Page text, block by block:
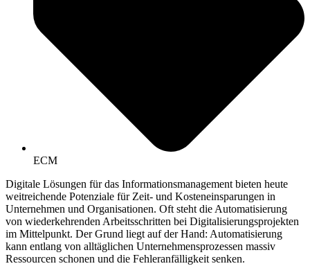
ECM
Digitale Lösungen für das Informationsmanagement bieten heute
weitreichende Potenziale für Zeit- und Kosteneinsparungen in
Unternehmen und Organisationen. Oft steht die Automatisierung
von wiederkehrenden Arbeitsschritten bei Digitalisierungsprojekten
im Mittelpunkt. Der Grund liegt auf der Hand: Automatisierung
kann entlang von alltäglichen Unternehmensprozessen massiv
Ressourcen schonen und die Fehleranfälligkeit senken.